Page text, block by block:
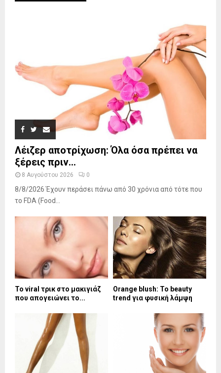
Λέιζερ αποτρίχωση: Όλα όσα πρέπει να
ξέρεις πριν...
8 Αυγούστου 2026 0
8/8/2026 Έχουν περάσει πάνω από 30 χρόνια από τότε που
το FDA (Food...
Το viral τρικ στο μακιγιάζ
που απογειώνει το...
Orange blush: Το beauty
trend για φυσική λάμψη